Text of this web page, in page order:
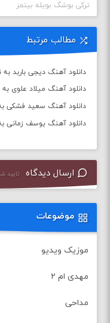
ترکی بوشگ بویله بیتمز
مطالب مرتبط
دانلود آهنگ دیجی باربد به نام
دانلود آهنگ میلاد علوی
دانلود آهنگ سعید فشکی
دانلود آهنگ یوسف زمانی
ارسال دیدگاه تایید شده : ۰ ، در حال
موضوعات
موزیک ویدیو
مهدی ام ۲
مداحی